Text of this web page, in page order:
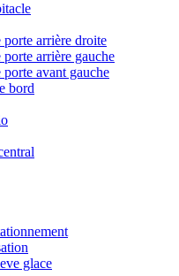
arrière droite
arrière gauche
avant gauche
bord
glace